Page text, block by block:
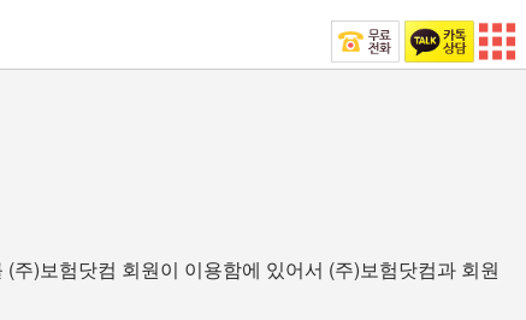
)보험닷컴 회원이 이용함에 있어서 (주)보험닷컴과 회원